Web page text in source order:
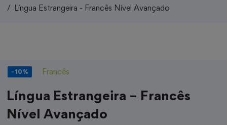
Língua Estrangeira - Francês Nível Avançado
-10% Francês
Língua Estrangeira – Francês
Nível Avançado